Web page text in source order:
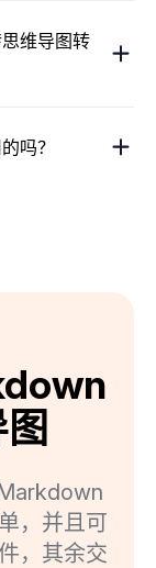
维导图转
吗？
，并且可
，其余交